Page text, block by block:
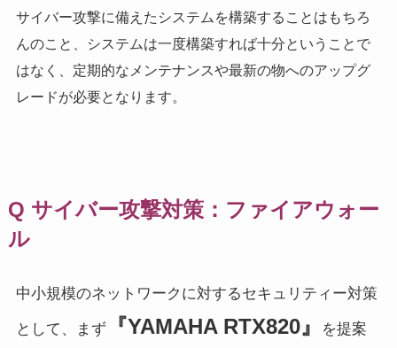
サイバー攻撃に備えたシステムを構築することはもちろ
んのこと、システムは一度構築すれば十分ということで
はなく、定期的なメンテナンスや最新の物へのアップグ
レードが必要となります。
Q サイバー攻撃対策：ファイアウォー
ル
中小規模のネットワークに対するセキュリティー対策
として、まず『YAMAHA RTX820』
を提案